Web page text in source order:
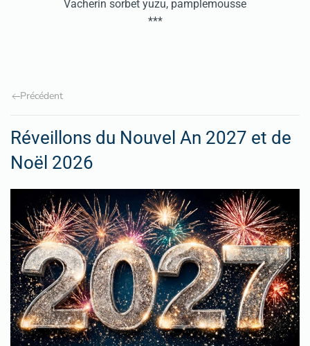
Vacherin sorbet yuzu, pamplemousse
***
Précédent
Réveillons du Nouvel An 2027 et de
Noël 2026